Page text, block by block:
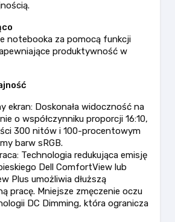
notebooka za pomocą funkcji
produktywność w
ekran: Doskonała widoczność na
o współczynniku proporcji 16:10,
300 nitów i 100-procentowym
barw sRGB.
Technologia redukująca emisję
Dell ComfortView lub
Plus umożliwia dłuższą
pracę. Mniejsze zmęczenie oczu
DC Dimming, która ogranicza